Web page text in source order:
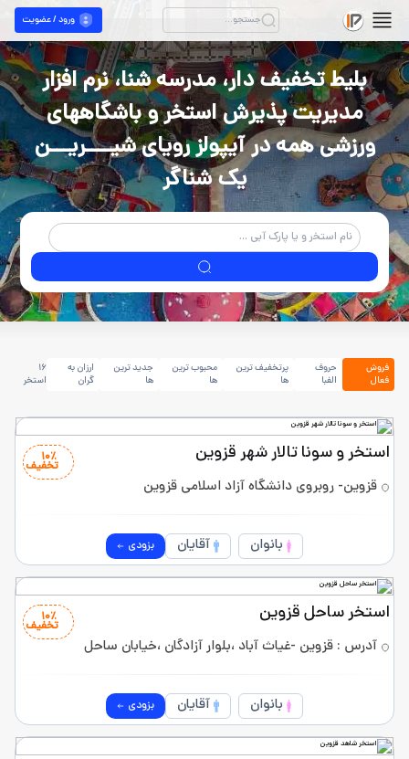
ورود / عضویت
بلیط تخفیف دار، مدرسه شنا، نرم افزار
مدیریت پذیرش استخر و باشگاههای
ورزشی همه در آیپولز رویای شیــــریـــن
یک شناگر
فروش
فعال
حروف
الفبا
پرتخفیف ترین
ها
محبوب ترین
ها
جدید ترین
ها
ارزان به
گران
16
استخر
10٪
تخفیف
استخر و سونا تالار شهر قزوین
قزوین- روبروی دانشگاه آزاد اسلامی قزوین
بانوان آقایان بزودی
10٪
تخفیف
استخر ساحل قزوین
آدرس : قزوین -غیاث آباد ،بلوار آزادگان ،خیابان ساحل
بانوان آقایان بزودی